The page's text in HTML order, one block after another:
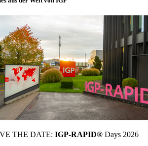
THE DATE: IGP-RAPID® Days 2026